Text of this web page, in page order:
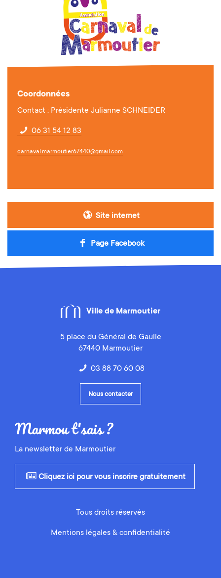
Coordonnées
Contact : Présidente Julianne SCHNEIDER
06 31 54 12 83
carnaval.marmoutier67440@gmail.com
Site internet
Page Facebook
Ville de Marmoutier
5 place du Général de Gaulle
67440 Marmoutier
03 88 70 60 08
Nous contacter
La newsletter de Marmoutier
Cliquez ici pour vous inscrire gratuitement
Tous droits réservés
Mentions légales & confidentialité